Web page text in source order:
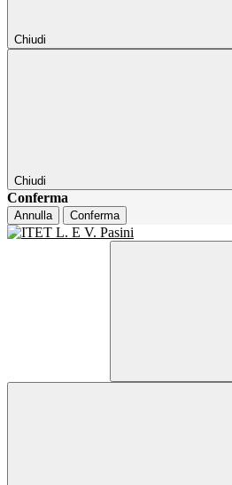
Chiudi
Chiudi
Conferma
Annulla Conferma